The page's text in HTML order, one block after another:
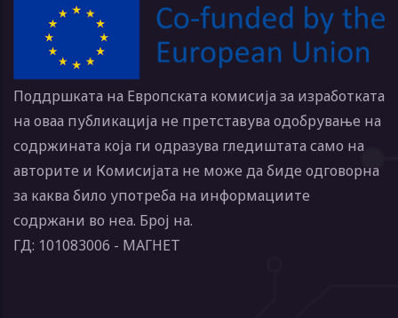
Поддршката на Европската комисија за изработката
на оваа публикација не претставува одобрување на
содржината која ги одразува гледиштата само на
авторите и Комисијата не може да биде одговорна
за каква било употреба на информациите
содржани во неа. Број на.
ГД: 101083006 - МАГНЕТ